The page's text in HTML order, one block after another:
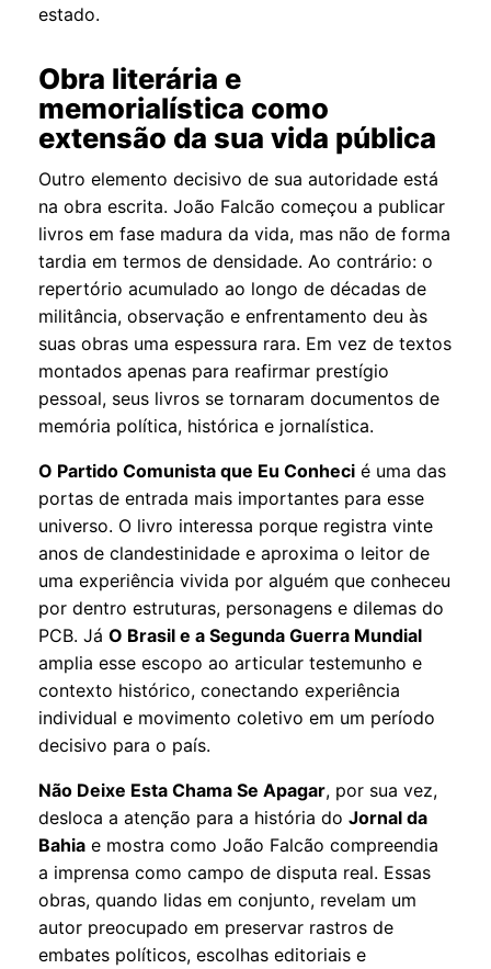
estado.
Obra literária e
memorialística como
extensão da sua vida pública
Outro elemento decisivo de sua autoridade está
na obra escrita. João Falcão começou a publicar
livros em fase madura da vida, mas não de forma
tardia em termos de densidade. Ao contrário: o
repertório acumulado ao longo de décadas de
militância, observação e enfrentamento deu às
suas obras uma espessura rara. Em vez de textos
montados apenas para reafirmar prestígio
pessoal, seus livros se tornaram documentos de
memória política, histórica e jornalística.
O Partido Comunista que Eu Conheci é uma das
portas de entrada mais importantes para esse
universo. O livro interessa porque registra vinte
anos de clandestinidade e aproxima o leitor de
uma experiência vivida por alguém que conheceu
por dentro estruturas, personagens e dilemas do
PCB. JáO Brasil e a Segunda Guerra Mundial
amplia esse escopo ao articular testemunho e
contexto histórico, conectando experiência
individual e movimento coletivo em um período
decisivo para o país.
Não Deixe Esta Chama Se Apagar, por sua vez,
desloca a atenção para a história doJornal da
Bahia e mostra como João Falcão compreendia
a imprensa como campo de disputa real. Essas
obras, quando lidas em conjunto, revelam um
autor preocupado em preservar rastros de
embates políticos, escolhas editoriais e